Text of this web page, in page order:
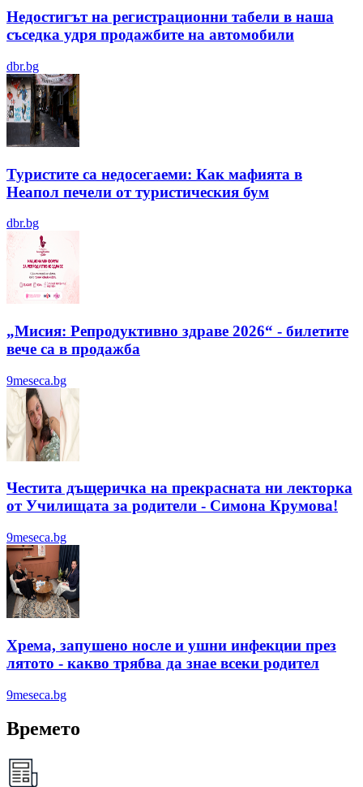
Недостигът на регистрационни табели в наша
съседка удря продажбите на автомобили
dbr.bg
Туристите са недосегаеми: Как мафията в
Неапол печели от туристическия бум
dbr.bg
„Мисия: Репродуктивно здраве 2026“ - билетите
вече са в продажба
9meseca.bg
Честита дъщеричка на прекрасната ни лекторка
от Училищата за родители - Симона Крумова!
9meseca.bg
Хрема, запушено носле и ушни инфекции през
лятотo - какво трябва да знае всеки родител
9meseca.bg
Времето